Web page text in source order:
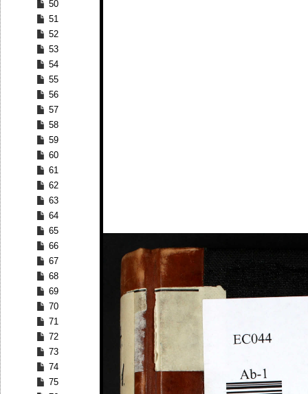
50
51
52
53
54
55
56
57
58
59
60
61
62
63
64
65
66
67
68
69
70
71
72
73
74
75